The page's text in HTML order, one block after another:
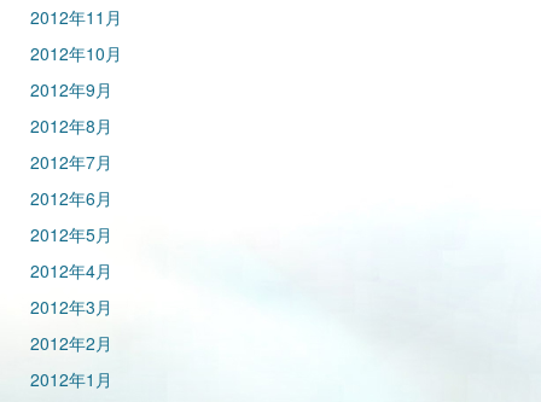
2012年11月
2012年10月
2012年9月
2012年8月
2012年7月
2012年6月
2012年5月
2012年4月
2012年3月
2012年2月
2012年1月